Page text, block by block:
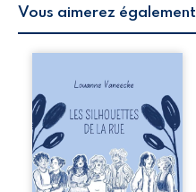
Vous aimerez également
la rue donne la
parole à six
personnages
ordinaires,
traversés par des
pensées, des
émotions et des